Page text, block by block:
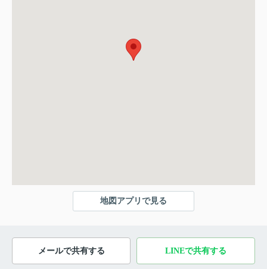
地図アプリで見る
メールで共有する LINEで共有する